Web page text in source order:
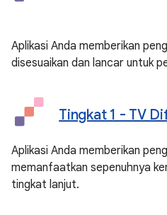
Aplikasi Anda memberikan
disesuaikan dan lancar untuk
Tingkat 1 - TV
Aplikasi Anda memberikan
memanfaatkan sepenuhnya
tingkat lanjut.